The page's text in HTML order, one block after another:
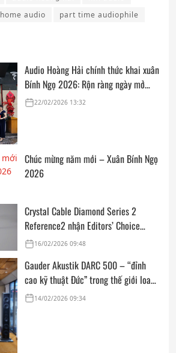
home audio part time audiophile
Audio Hoàng Hải chính thức khai xuân
Bính Ngọ 2026: Rộn ràng ngày mở
cửa, trọn vẹn lời chúc đầu năm
22/02/2026 13:32
Chúc mừng năm mới – Xuân Bính Ngọ
2026
Crystal Cable Diamond Series 2
Reference2 nhận Editors’ Choice
Award: Dedicated Audio 2026 từ The
16/02/2026 09:48
Gauder Akustik DARC 500 – “đỉnh
cao kỹ thuật Đức” trong thế giới loa
hi-end tham chiếu
14/02/2026 09:34